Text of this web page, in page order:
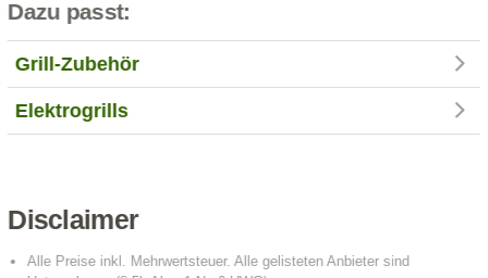
Dazu passt:
Grill-Zubehör
Elektrogrills
Disclaimer